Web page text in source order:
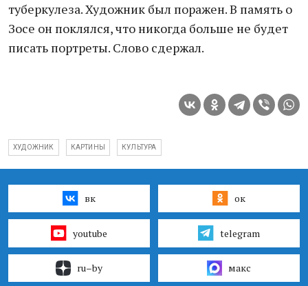
туберкулеза. Художник был поражен. В память о
Зосе он поклялся, что никогда больше не будет
писать портреты. Слово сдержал.
ХУДОЖНИК КАРТИНЫ КУЛЬТУРА
вк ок
youtube telegram
ru–by макс